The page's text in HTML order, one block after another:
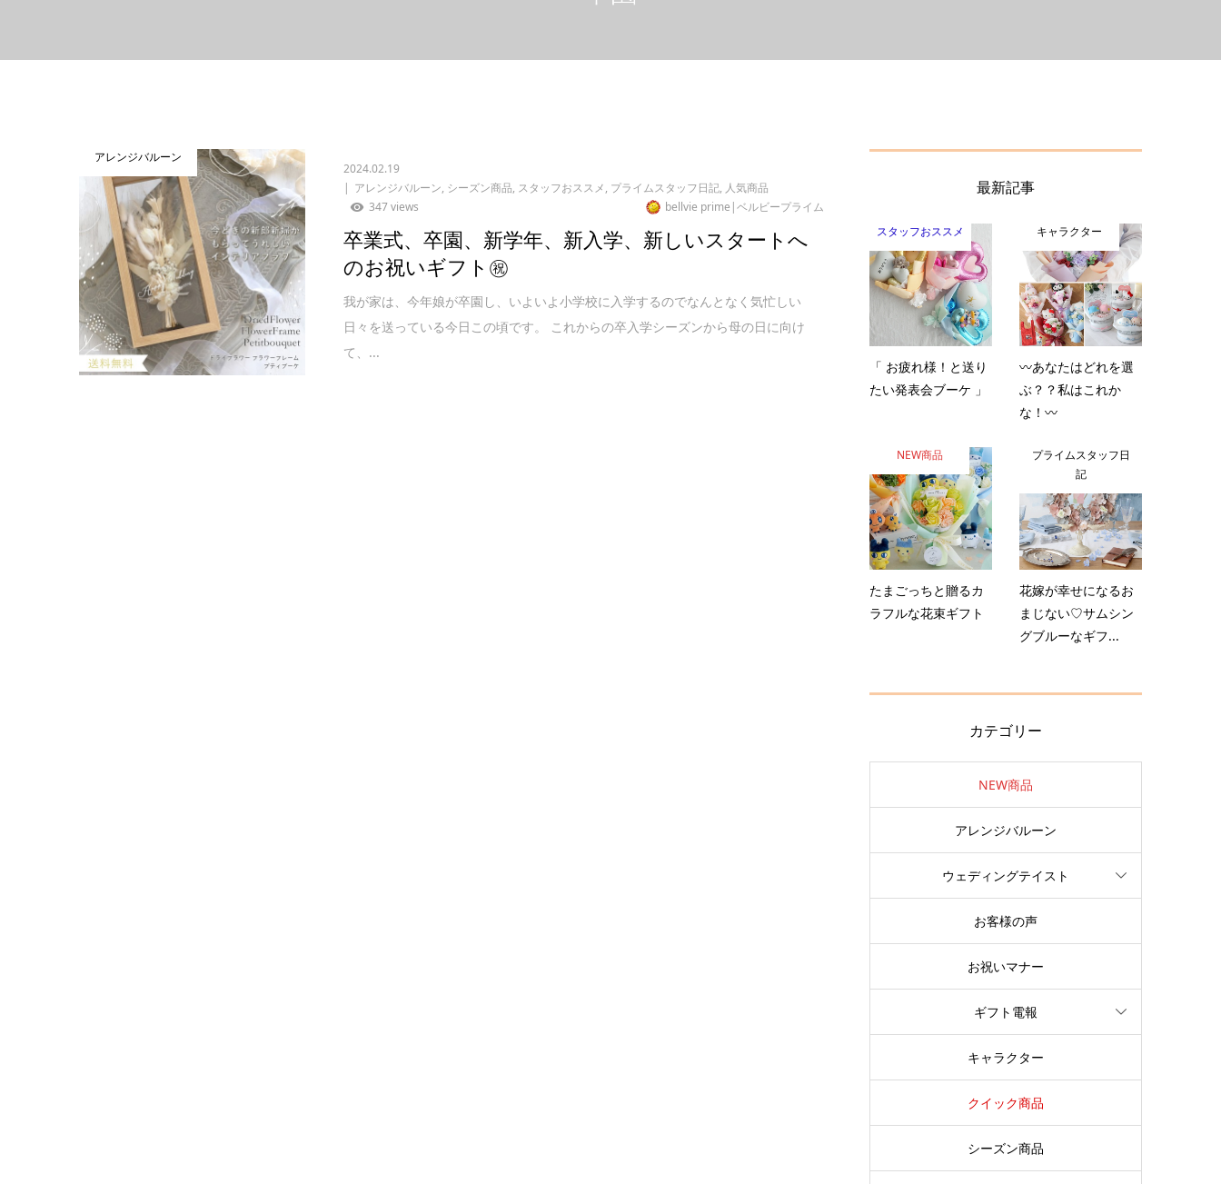
アレンジバルーン
2024.02.19
アレンジバルーン, シーズン商品, スタッフおススメ, プライムスタッフ日記, 人気商品
347 views
bellvie prime|ベルビープライム
卒業式、卒園、新学年、新入学、新しいスタートへ
のお祝いギフト㊗
我が家は、今年娘が卒園し、いよいよ小学校に入学するのでなんとなく気忙しい
日々を送っている今日この頃です。 これからの卒入学シーズンから母の日に向け
て、...
最新記事
スタッフおススメ
「 お疲れ様！と送り
たい発表会ブーケ 」
キャラクター
〰️あなたはどれを選
ぶ？？私はこれか
な！〰️
NEW商品
たまごっちと贈るカ
ラフルな花束ギフト
プライムスタッフ日
記
花嫁が幸せになるお
まじない♡サムシン
グブルーなギフ...
カテゴリー
NEW商品
アレンジバルーン
ウェディングテイスト
お客様の声
お祝いマナー
ギフト電報
キャラクター
クイック商品
シーズン商品